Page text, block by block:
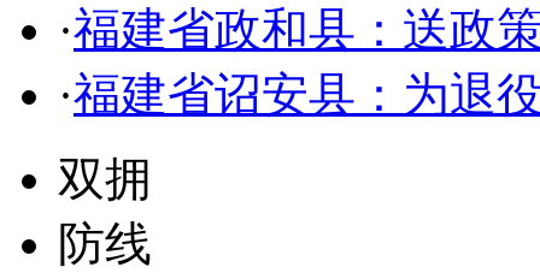
·福建省政和县：送政
·福建省诏安县：为退
双拥
防线